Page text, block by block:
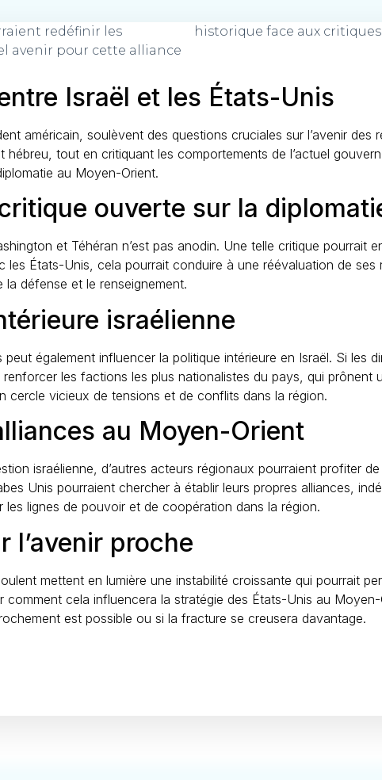
redéfinir les
avenir pour cette alliance
historique face aux
Israël et les États-Unis
américain, soulèvent des questions cruciales sur l’avenir
hébreu, tout en critiquant les comportements de l’actuel
au Moyen-Orient.
ouverte sur la
et Téhéran n’est pas anodin. Une telle critique pourrait
États-Unis, cela pourrait conduire à une réévaluation de ses
défense et le renseignement.
israélienne
également influencer la politique intérieure en Israël. Si les
les factions les plus nationalistes du pays, qui prônent
cercle vicieux de tensions et de conflits dans la région.
au Moyen-Orient
israélienne, d’autres acteurs régionaux pourraient profiter
Unis pourraient chercher à établir leurs propres alliances,
lignes de pouvoir et de coopération dans la région.
l’avenir proche
mettent en lumière une instabilité croissante qui pourrait
comment cela influencera la stratégie des États-Unis au
est possible ou si la fracture se creusera davantage.